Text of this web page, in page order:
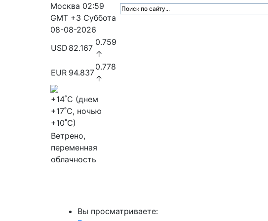
Москва 02:59
GMT +3 Суббота
08-08-2026
USD 82.167
0.759
↑
EUR 94.837
0.778
↑
+14˚C (днем
+17˚C, ночью
+10˚C)
Ветрено,
переменная
облачность
Вы просматриваете: